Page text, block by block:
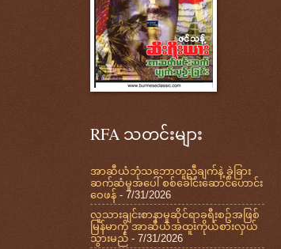
RFA သတင်းများ
အာဆီယံဘုံသဘောတူညီချက်နဲ့ ခွဲခြား
ဆက်ဆံမှုအပေါ် စစ်ခေါင်းဆောင်ဟောင်း
ဝေဖန် - 7/31/2026
လူသားချင်းစာနာမှုဆိုင်ရာခရီးစဥ်အဖြစ်
မြန်မာကို အာဆီယံအထူးကိုယ်စားလှယ်
သွားမည် - 7/31/2026